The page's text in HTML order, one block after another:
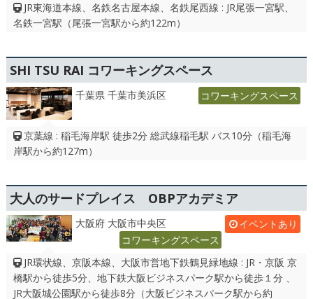
JR東海道本線、名鉄名古屋本線、名鉄尾西線 : JR尾張一宮駅、
名鉄一宮駅（尾張一宮駅から約122m）
SHI TSU RAI コワーキングスペース
千葉県 千葉市美浜区 コワーキングスペース
京葉線 : 稲毛海岸駅 徒歩2分 総武線稲毛駅 バス10分（稲毛海
岸駅から約127m）
大人のサードプレイス OBPアカデミア
大阪府 大阪市中央区
イベントあり
コワーキングスペース
JR環状線、京阪本線、大阪市営地下鉄鶴見緑地線 : JR・京阪 京
橋駅から徒歩5分、地下鉄大阪ビジネスパーク駅から徒歩１分 、
JR大阪城公園駅から徒歩8分（大阪ビジネスパーク駅から約